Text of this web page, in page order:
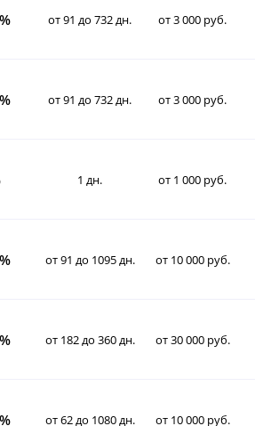
от 91 до 732 дн. от 3 000 руб.
от 91 до 732 дн. от 3 000 руб.
1 дн. от 1 000 руб.
от 91 до 1095 дн. от 10 000 руб.
от 182 до 360 дн. от 30 000 руб.
от 62 до 1080 дн. от 10 000 руб.